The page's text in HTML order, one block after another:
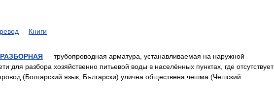
Книги
— трубопроводная арматура, устанавливаемая на наружной
для разбора хозяйственно питьевой воды в населённых пунктах, где отсутствует
(Болгарский язык; Български) улична обществена чешма (Чешский